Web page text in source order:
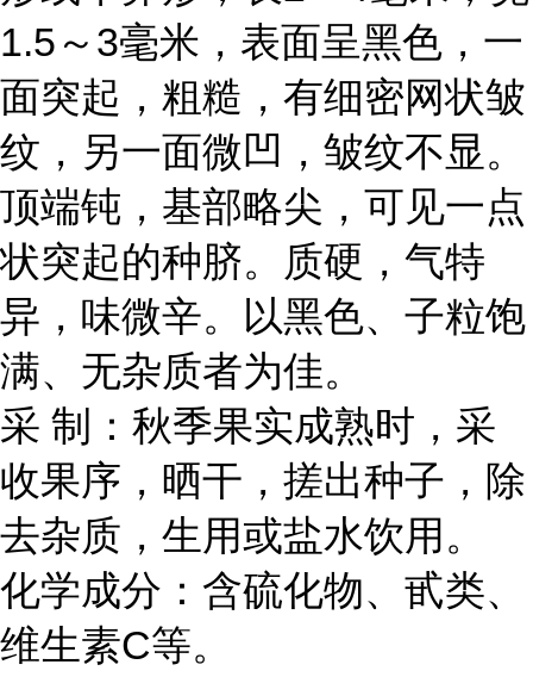
1.5～3毫米，表面呈黑色，一
面突起，粗糙，有细密网状皱
纹，另一面微凹，皱纹不显。
顶端钝，基部略尖，可见一点
状突起的种脐。质硬，气特
异，味微辛。以黑色、子粒饱
满、无杂质者为佳。
采 制：秋季果实成熟时，采
收果序，晒干，搓出种子，除
去杂质，生用或盐水饮用。
化学成分：含硫化物、甙类、
维生素C等。